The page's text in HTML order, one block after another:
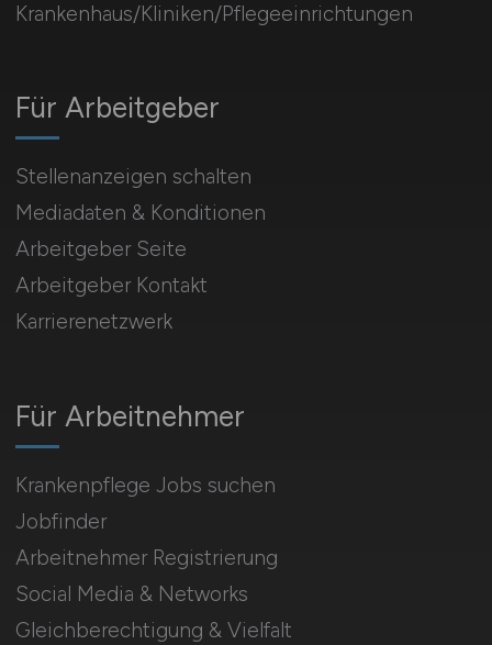
Krankenhaus/Kliniken/Pflegeeinrichtungen
Für Arbeitnehmer
Krankenpflege Jobs suchen
Jobfinder
Arbeitnehmer Registrierung
Social Media & Networks
Gleichberechtigung & Vielfalt
Für Arbeitgeber
Stellenanzeigen schalten
Mediadaten & Konditionen
Arbeitgeber Seite
Arbeitgeber Kontakt
Karrierenetzwerk